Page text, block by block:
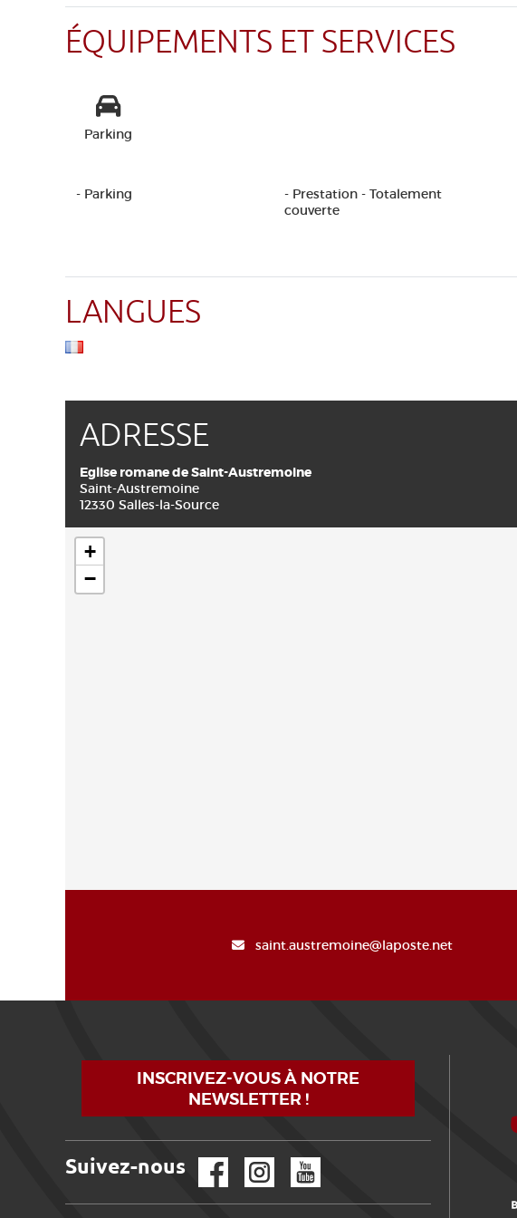
ÉQUIPEMENTS ET SERVICES
Parking
- Parking
- Prestation - Totalement
couverte
LANGUES
ADRESSE
Eglise romane de Saint-Austremoine
Saint-Austremoine
12330 Salles-la-Source
+
−
saint.austremoine@laposte.net
INSCRIVEZ-VOUS À NOTRE
NEWSLETTER !
Suivez-nous